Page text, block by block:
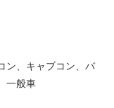
ン、キャブコン、バ
一般車